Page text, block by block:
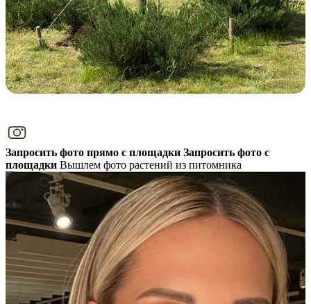
Запросить фото прямо с площадки Запросить фото с
площадки Вышлем фото растений из питомника